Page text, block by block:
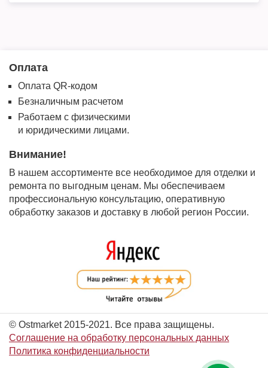
Оплата
Оплата QR-кодом
Безналичным расчетом
Работаем с физическими
и юридическими лицами.
Внимание!
В нашем ассортименте все необходимое для отделки и
ремонта по выгодным ценам. Мы обеспечиваем
профессиональную консультацию, оперативную
обработку заказов и доставку в любой регион России.
© Ostmarket 2015-2021. Все права защищены.
Соглашение на обработку персональных данных
Политика конфиденциальности